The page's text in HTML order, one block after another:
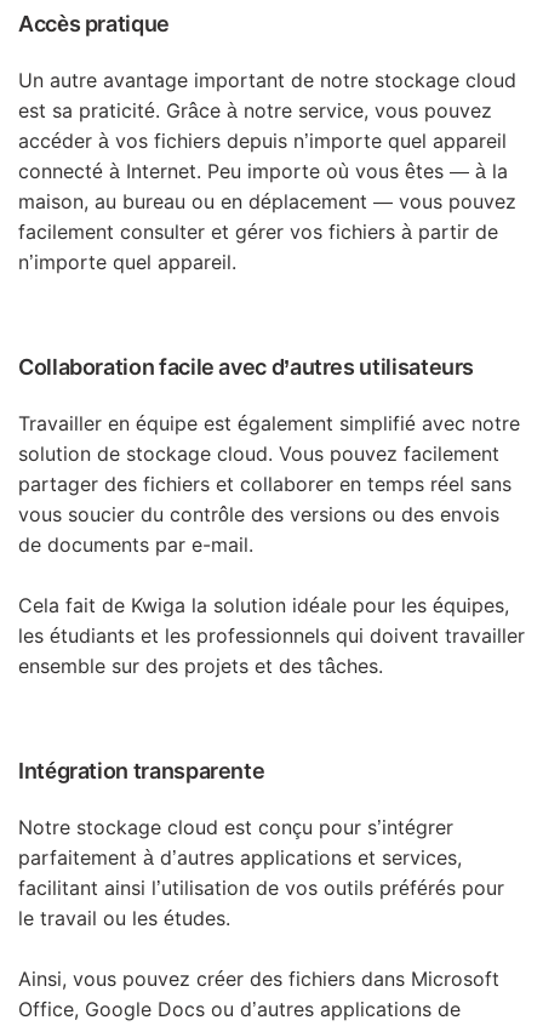
Accès pratique
Un autre avantage important de notre stockage cloud
est sa praticité. Grâce à notre service, vous pouvez
accéder à vos fichiers depuis n’importe quel appareil
connecté à Internet. Peu importe où vous êtes — à la
maison, au bureau ou en déplacement — vous pouvez
facilement consulter et gérer vos fichiers à partir de
n’importe quel appareil.
Collaboration facile avec d’autres utilisateurs
Travailler en équipe est également simplifié avec notre
solution de stockage cloud. Vous pouvez facilement
partager des fichiers et collaborer en temps réel sans
vous soucier du contrôle des versions ou des envois
de documents par e-mail.
Cela fait de Kwiga la solution idéale pour les équipes,
les étudiants et les professionnels qui doivent travailler
ensemble sur des projets et des tâches.
Intégration transparente
Notre stockage cloud est conçu pour s’intégrer
parfaitement à d’autres applications et services,
facilitant ainsi l’utilisation de vos outils préférés pour
le travail ou les études.
Ainsi, vous pouvez créer des fichiers dans Microsoft
Office, Google Docs ou d’autres applications de